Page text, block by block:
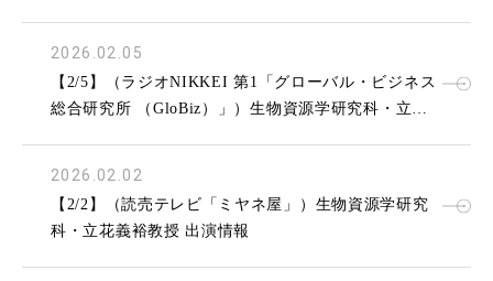
2026.02.05
【2/5】（ラジオNIKKEI 第1「グローバル・ビジネス
総合研究所 （GloBiz）」）生物資源学研究科・立花
2026.02.02
【2/2】（読売テレビ「ミヤネ屋」）生物資源学研究
科・立花義裕教授 出演情報